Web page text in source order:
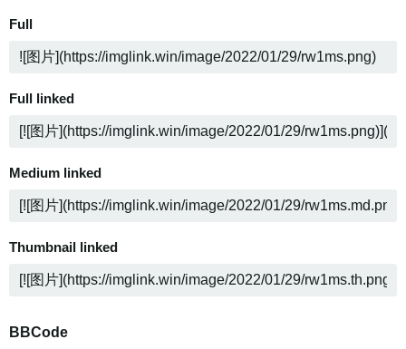
Full
Full linked
Medium linked
Thumbnail linked
BBCode